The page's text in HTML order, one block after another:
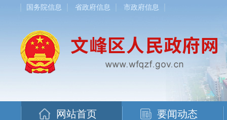
国务院信息 省政府信息 市政府信息
网站首页 要闻动态